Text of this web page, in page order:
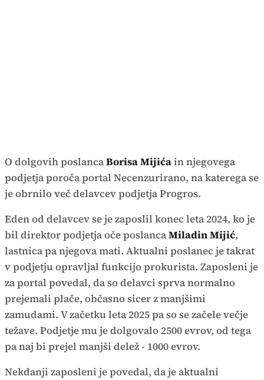
O dolgovih poslancaBorisa Mijićain njegovega
podjetja poroča portal Necenzurirano, na katerega se
je obrnilo več delavcev podjetja Progros.
Eden od delavcev se je zaposlil konec leta 2024, ko je
bil direktor podjetja oče poslancaMiladin Mijić,
lastnica pa njegova mati. Aktualni poslanec je takrat
v podjetju opravljal funkcijo prokurista. Zaposleni je
za portal povedal, da so delavci sprva normalno
prejemali plače, občasno sicer z manjšimi
zamudami. V začetku leta 2025 pa so se začele večje
težave. Podjetje mu je dolgovalo 2500 evrov, od tega
pa naj bi prejel manjši delež - 1000 evrov.
Nekdanji zaposleni je povedal, da je aktualni